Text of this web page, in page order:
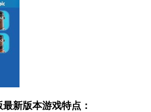
新版本游戏特点：